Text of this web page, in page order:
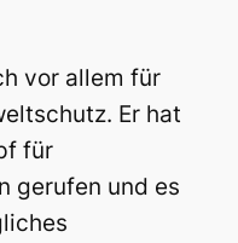
vor allem für
Er hat
für
gerufen und es